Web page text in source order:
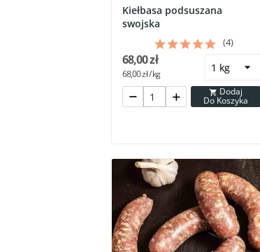
Kiełbasa podsuszana
swojska
(4)

Do Koszyka
68,00 zł
68,00 zł / kg